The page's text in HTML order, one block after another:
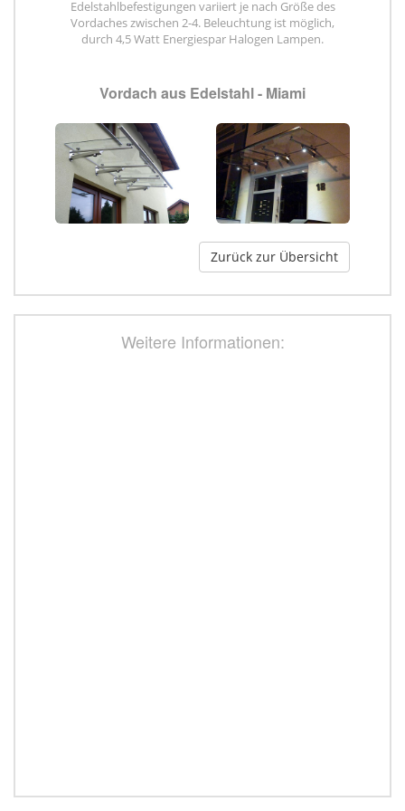
Edelstahlbefestigungen variiert je nach Größe des
Vordaches zwischen 2-4. Beleuchtung ist möglich,
durch 4,5 Watt Energiespar Halogen Lampen.
Vordach aus Edelstahl - Miami
Zurück zur Übersicht
Weitere Informationen: